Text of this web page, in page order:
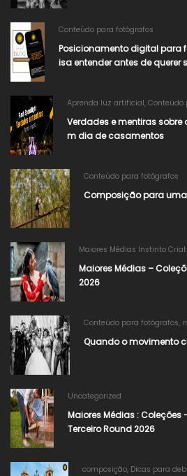
Conteúdo para fotógrafos
Posicionamento digital para
isa entender antes de querer
Aprenda luz artificial, Conteúdo
Verdades e mentiras
m dia de casamentos
Conteúdo para fotógrafos
Composição para
Maiores Médias Instinto
Maiores Médias –
2026
Conteúdo para fotógrafos,
Quando o movimento
Uncategorized
Maiores Médias : Coleções
Terceiro Round 2026
composição, Dicas para